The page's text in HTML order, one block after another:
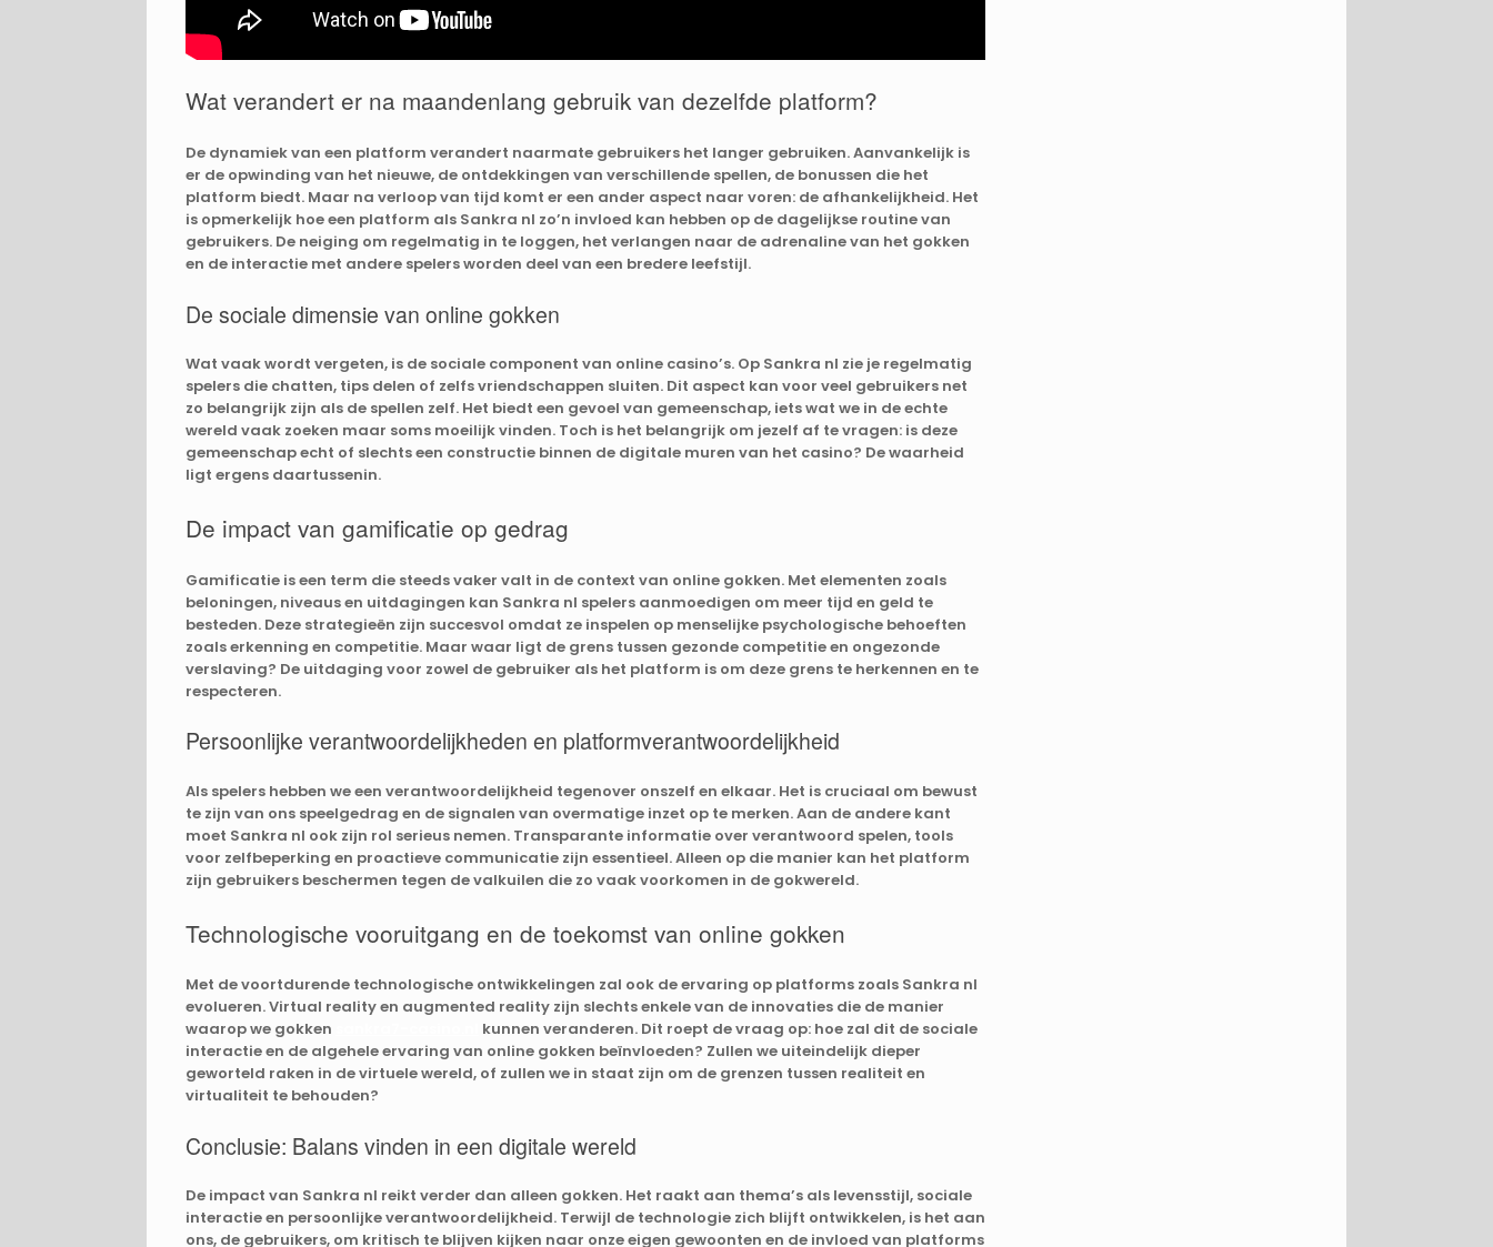
Wat verandert er na maandenlang gebruik van dezelfde platform?
De dynamiek van een platform verandert naarmate gebruikers het langer gebruiken. Aanvankelijk is
er de opwinding van het nieuwe, de ontdekkingen van verschillende spellen, de bonussen die het
platform biedt. Maar na verloop van tijd komt er een ander aspect naar voren: de afhankelijkheid. Het
is opmerkelijk hoe een platform als Sankra nl zo’n invloed kan hebben op de dagelijkse routine van
gebruikers. De neiging om regelmatig in te loggen, het verlangen naar de adrenaline van het gokken
en de interactie met andere spelers worden deel van een bredere leefstijl.
De sociale dimensie van online gokken
Wat vaak wordt vergeten, is de sociale component van online casino’s. Op Sankra nl zie je regelmatig
spelers die chatten, tips delen of zelfs vriendschappen sluiten. Dit aspect kan voor veel gebruikers net
zo belangrijk zijn als de spellen zelf. Het biedt een gevoel van gemeenschap, iets wat we in de echte
wereld vaak zoeken maar soms moeilijk vinden. Toch is het belangrijk om jezelf af te vragen: is deze
gemeenschap echt of slechts een constructie binnen de digitale muren van het casino? De waarheid
ligt ergens daartussenin.
De impact van gamificatie op gedrag
Gamificatie is een term die steeds vaker valt in de context van online gokken. Met elementen zoals
beloningen, niveaus en uitdagingen kan Sankra nl spelers aanmoedigen om meer tijd en geld te
besteden. Deze strategieën zijn succesvol omdat ze inspelen op menselijke psychologische behoeften
zoals erkenning en competitie. Maar waar ligt de grens tussen gezonde competitie en ongezonde
verslaving? De uitdaging voor zowel de gebruiker als het platform is om deze grens te herkennen en te
respecteren.
Persoonlijke verantwoordelijkheden en platformverantwoordelijkheid
Als spelers hebben we een verantwoordelijkheid tegenover onszelf en elkaar. Het is cruciaal om bewust
te zijn van ons speelgedrag en de signalen van overmatige inzet op te merken. Aan de andere kant
moet Sankra nl ook zijn rol serieus nemen. Transparante informatie over verantwoord spelen, tools
voor zelfbeperking en proactieve communicatie zijn essentieel. Alleen op die manier kan het platform
zijn gebruikers beschermen tegen de valkuilen die zo vaak voorkomen in de gokwereld.
Technologische vooruitgang en de toekomst van online gokken
Met de voortdurende technologische ontwikkelingen zal ook de ervaring op platforms zoals Sankra nl
evolueren. Virtual reality en augmented reality zijn slechts enkele van de innovaties die de manier
waarop we gokken
kunnen veranderen. Dit roept de vraag op: hoe zal dit de sociale
interactie en de algehele ervaring van online gokken beïnvloeden? Zullen we uiteindelijk dieper
geworteld raken in de virtuele wereld, of zullen we in staat zijn om de grenzen tussen realiteit en
virtualiteit te behouden?
Conclusie: Balans vinden in een digitale wereld
De impact van Sankra nl reikt verder dan alleen gokken. Het raakt aan thema’s als levensstijl, sociale
interactie en persoonlijke verantwoordelijkheid. Terwijl de technologie zich blijft ontwikkelen, is het aan
ons, de gebruikers, om kritisch te blijven kijken naar onze eigen gewoonten en de invloed van platforms